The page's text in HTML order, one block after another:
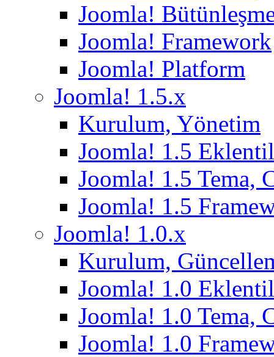
Joomla!
Joomla! Framework
Joomla! Platform
Joomla! 1.5.x
Kurulum, Yönetim
Joomla! 1.5
Joomla! 1.5 Tema,
Joomla! 1.5
Joomla! 1.0.x
Kurulum,
Joomla! 1.0
Joomla! 1.0 Tema,
Joomla! 1.0